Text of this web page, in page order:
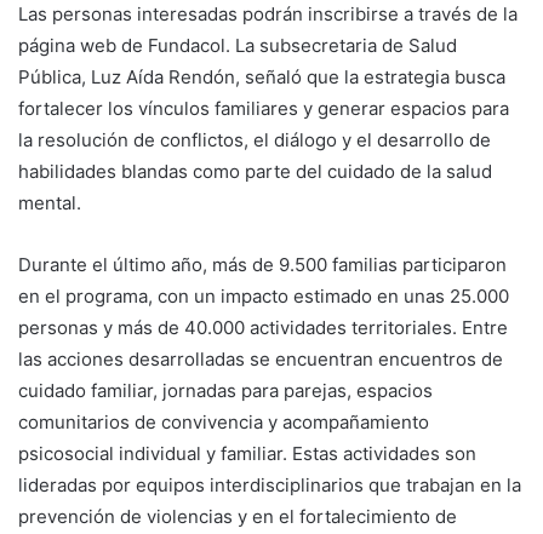
Las personas interesadas podrán inscribirse a través de la
página web de Fundacol. La subsecretaria de Salud
Pública, Luz Aída Rendón, señaló que la estrategia busca
fortalecer los vínculos familiares y generar espacios para
la resolución de conflictos, el diálogo y el desarrollo de
habilidades blandas como parte del cuidado de la salud
mental.
Durante el último año, más de 9.500 familias participaron
en el programa, con un impacto estimado en unas 25.000
personas y más de 40.000 actividades territoriales. Entre
las acciones desarrolladas se encuentran encuentros de
cuidado familiar, jornadas para parejas, espacios
comunitarios de convivencia y acompañamiento
psicosocial individual y familiar. Estas actividades son
lideradas por equipos interdisciplinarios que trabajan en la
prevención de violencias y en el fortalecimiento de